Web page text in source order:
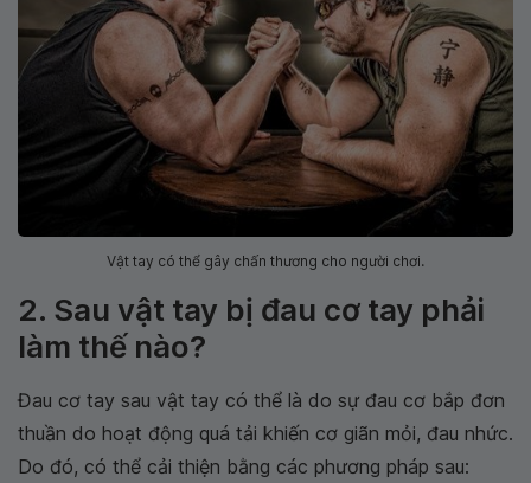
Vật tay có thể gây chấn thương cho người chơi.
2. Sau vật tay bị đau cơ tay phải
làm thế nào?
Đau cơ tay sau vật tay có thể là do sự đau cơ bắp đơn
thuần do hoạt động quá tải khiến cơ giãn mỏi, đau nhức.
Do đó, có thể cải thiện bằng các phương pháp sau: